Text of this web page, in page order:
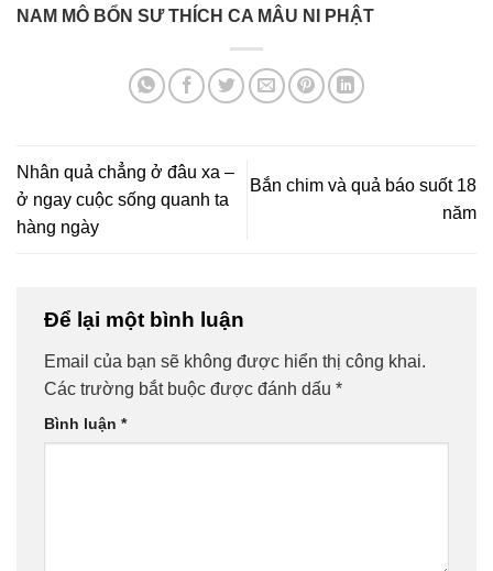
NAM MÔ BỔN SƯ THÍCH CA MÂU NI PHẬT
Nhân quả chẳng ở đâu xa –
ở ngay cuộc sống quanh ta
hàng ngày
Bắn chim và quả báo suốt 18
năm
Để lại một bình luận
Email của bạn sẽ không được hiển thị công khai.
Các trường bắt buộc được đánh dấu *
Bình luận *